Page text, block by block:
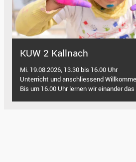
KUW 2 Kallnach
Mi. 19.08.2026, 13.30 bis 16.00 Uhr
Unterricht und anschliessend
Bis um 16.00 Uhr lernen wir einander